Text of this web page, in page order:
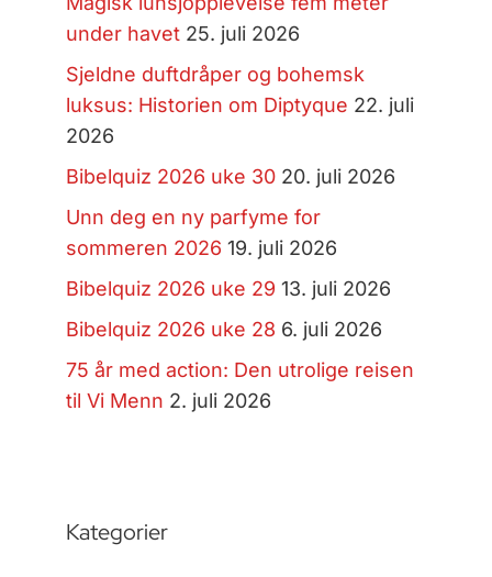
under havet 25. juli 2026
Sjeldne duftdråper og bohemsk
luksus: Historien om Diptyque 22. juli
2026
Bibelquiz 2026 uke 30 20. juli 2026
Unn deg en ny parfyme for
sommeren 2026 19. juli 2026
Bibelquiz 2026 uke 29 13. juli 2026
Bibelquiz 2026 uke 28 6. juli 2026
75 år med action: Den utrolige reisen
til Vi Menn 2. juli 2026
Kategorier